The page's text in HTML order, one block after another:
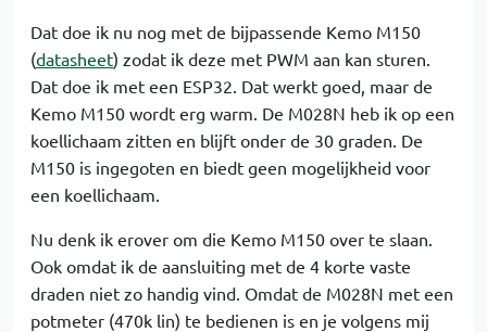
Dat doe ik nu nog met de bijpassende Kemo M150
(datasheet) zodat ik deze met PWM aan kan sturen.
Dat doe ik met een ESP32. Dat werkt goed, maar de
Kemo M150 wordt erg warm. De M028N heb ik op een
koellichaam zitten en blijft onder de 30 graden. De
M150 is ingegoten en biedt geen mogelijkheid voor
een koellichaam.
Nu denk ik erover om die Kemo M150 over te slaan.
Ook omdat ik de aansluiting met de 4 korte vaste
draden niet zo handig vind. Omdat de M028N met een
potmeter (470k lin) te bedienen is en je volgens mij